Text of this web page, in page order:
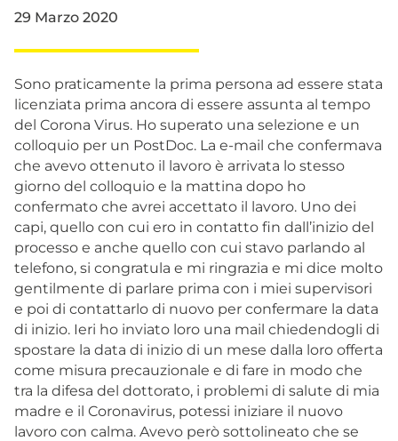
29 Marzo 2020
Sono praticamente la prima persona ad essere stata
licenziata prima ancora di essere assunta al tempo
del Corona Virus. Ho superato una selezione e un
colloquio per un PostDoc. La e-mail che confermava
che avevo ottenuto il lavoro è arrivata lo stesso
giorno del colloquio e la mattina dopo ho
confermato che avrei accettato il lavoro. Uno dei
capi, quello con cui ero in contatto fin dall’inizio del
processo e anche quello con cui stavo parlando al
telefono, si congratula e mi ringrazia e mi dice molto
gentilmente di parlare prima con i miei supervisori
e poi di contattarlo di nuovo per confermare la data
di inizio. Ieri ho inviato loro una mail chiedendogli di
spostare la data di inizio di un mese dalla loro offerta
come misura precauzionale e di fare in modo che
tra la difesa del dottorato, i problemi di salute di mia
madre e il Coronavirus, potessi iniziare il nuovo
lavoro con calma. Avevo però sottolineato che se